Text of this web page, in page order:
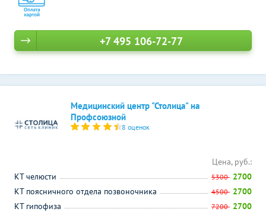
+7 495 106-72-77
Медицинский центр "Столица" на
Профсоюзной
8 оценок
Цена, руб.:
КТ челюсти
5300 2700
КТ поясничного отдела позвоночника
4500 2700
КТ гипофиза
7200 2700